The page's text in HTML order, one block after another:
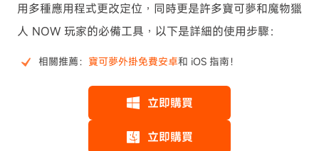
用多種應用程式更改定位，同時更是許多寶可夢和魔物獵
人 NOW 玩家的必備工具，以下是詳細的使用步驟：
相關推薦： 寶可夢外掛免費安卓和 iOS 指南！